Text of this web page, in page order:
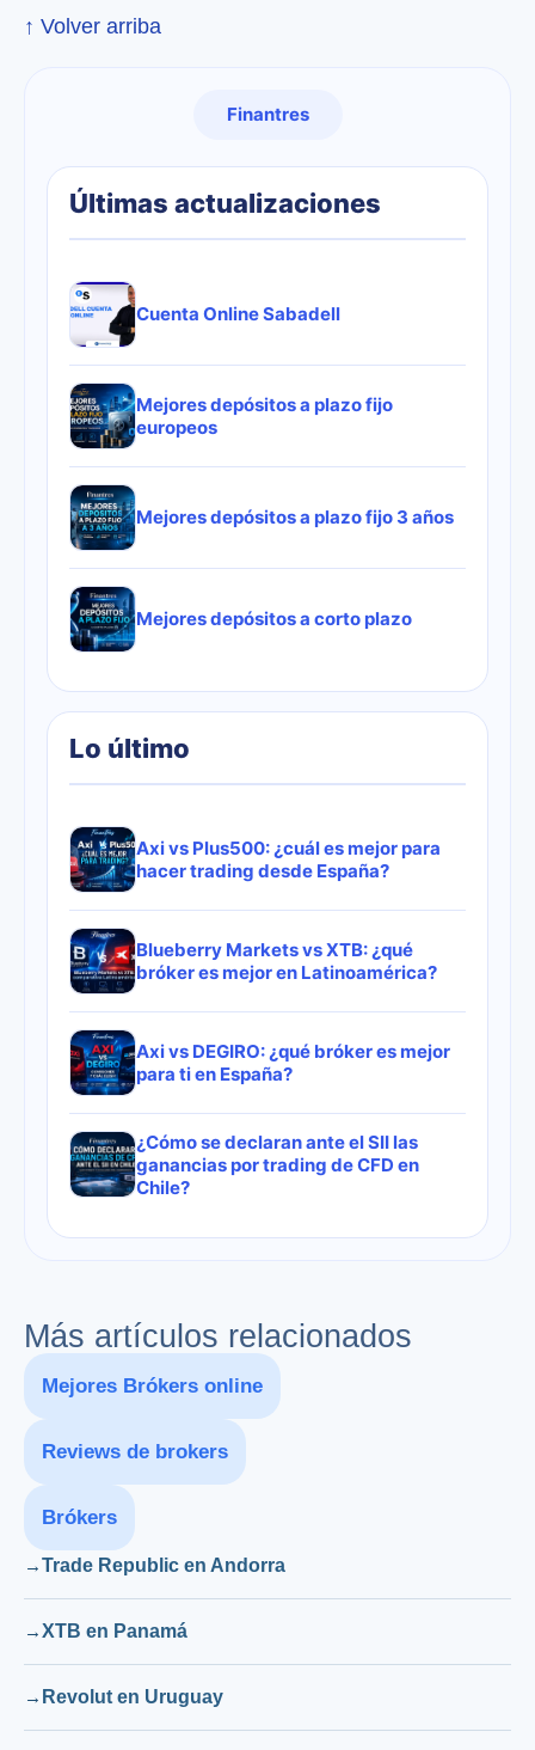
↑ Volver arriba
Finantres
Últimas actualizaciones
Cuenta Online Sabadell
Mejores depósitos a plazo fijo
europeos
Mejores depósitos a plazo fijo 3 años
Mejores depósitos a corto plazo
Lo último
Axi vs Plus500: ¿cuál es mejor para
hacer trading desde España?
Blueberry Markets vs XTB: ¿qué
bróker es mejor en Latinoamérica?
Axi vs DEGIRO: ¿qué bróker es mejor
para ti en España?
¿Cómo se declaran ante el SII las
ganancias por trading de CFD en
Chile?
Más artículos relacionados
Mejores Brókers online
Reviews de brokers
Brókers
Trade Republic en Andorra
XTB en Panamá
Revolut en Uruguay